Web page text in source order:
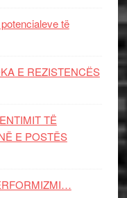
të
E REZISTENCЁS
TË
E POSTËS